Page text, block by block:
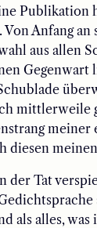
Anfang
aus allen
Gegenwart
mittlerweile
diesen
der Tat
als alles,